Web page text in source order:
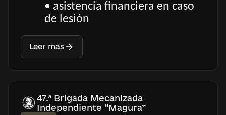
• asistencia financiera en caso
de lesión
Leer mas
47.ª Brigada Mecanizada
Independiente “Magura”